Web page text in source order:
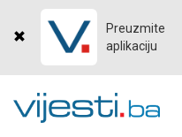
Preuzmite
aplikaciju